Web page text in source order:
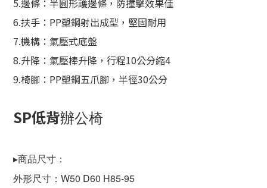
5.邊條：半圓形護邊條，防撞擊效果佳
6.扶手：PP塑鋼射出成型，堅固耐用
7.機構：氣壓式底盤
8.升降：氣壓棒升降，行程10公分縮4
9.椅腳：PP塑鋼五爪腳，半徑30公分
SP低背辦公椅
▸商品尺寸：
外形尺寸：W50 D60 H85-95